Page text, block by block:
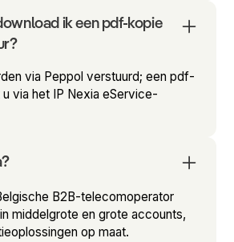
ik een pdf-kopie
via Peppol verstuurd; een pdf-
via het IP Nexia eService-
B2B-telecomoperator
middelgrote en grote accounts,
op maat.